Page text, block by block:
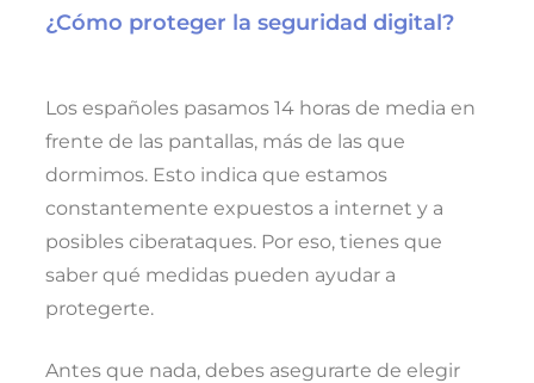
¿Cómo proteger la seguridad digital?
Los españoles pasamos 14 horas de media en
frente de las pantallas, más de las que
dormimos. Esto indica que estamos
constantemente expuestos a internet y a
posibles ciberataques. Por eso, tienes que
saber qué medidas pueden ayudar a
protegerte.
Antes que nada, debes asegurarte de elegir